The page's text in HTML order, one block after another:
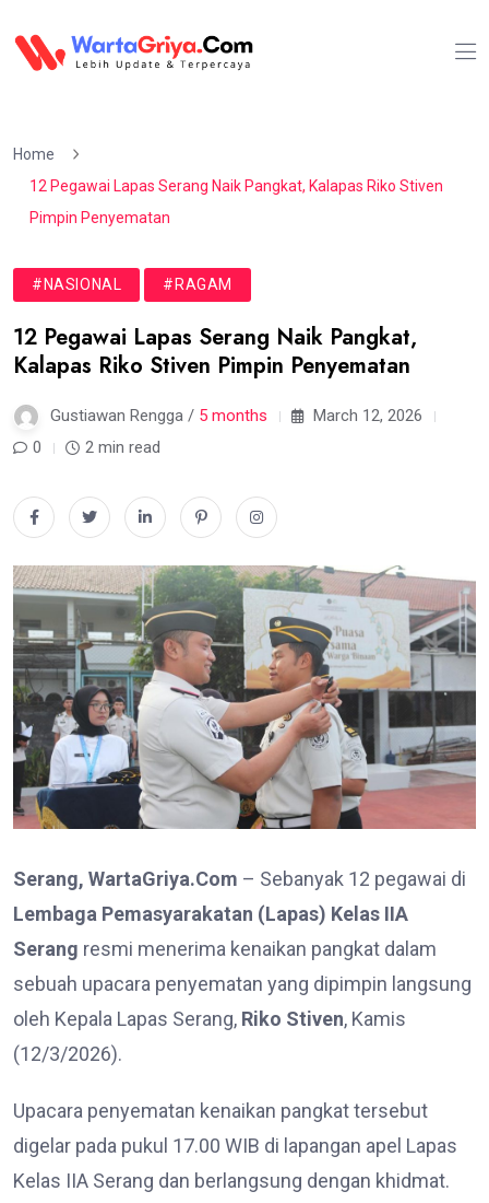
Home
12 Pegawai Lapas Serang Naik Pangkat, Kalapas Riko Stiven
Pimpin Penyematan
#NASIONAL #RAGAM
12 Pegawai Lapas Serang Naik Pangkat,
Kalapas Riko Stiven Pimpin Penyematan
Gustiawan Rengga / 5 months
March 12, 2026
0
2 min read
Serang, WartaGriya.Com – Sebanyak 12 pegawai di
Lembaga Pemasyarakatan (Lapas) Kelas IIA
Serang resmi menerima kenaikan pangkat dalam
sebuah upacara penyematan yang dipimpin langsung
oleh Kepala Lapas Serang, Riko Stiven, Kamis
(12/3/2026).
Upacara penyematan kenaikan pangkat tersebut
digelar pada pukul 17.00 WIB di lapangan apel Lapas
Kelas IIA Serang dan berlangsung dengan khidmat.